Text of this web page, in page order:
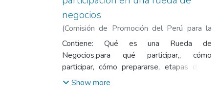
crecimiento sostenible de las exportaciones
y la generación de empleo en beneficio del
Perú.
negocios
(Comisión de Promoción del Perú para la
Exportación y el Turismo,2020)Sierra y
Selva exportadora;Ministerio de Desarrollo
Agrario y Riego
Contiene: Qué es una Rueda de
Negocios,para qué participar,, cómo
participar, cómo prepararse, etapas de la
realización de una Rueda de Negocios, qué
Show more